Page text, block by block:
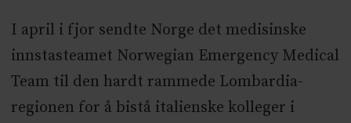
I april i fjor sendte Norge det medisinske
innstasteamet Norwegian Emergency Medical
Team til den hardt rammede Lombardia-
regionen for å bistå italienske kolleger i